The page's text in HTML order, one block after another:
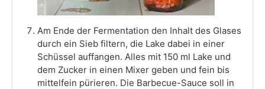
Am Ende der Fermentation den Inhalt des Glases
durch ein Sieb filtern, die Lake dabei in einer
Schüssel auffangen. Alles mit 150 ml Lake und
dem Zucker in einen Mixer geben und fein bis
mittelfein pürieren. Die Barbecue-Sauce soll in